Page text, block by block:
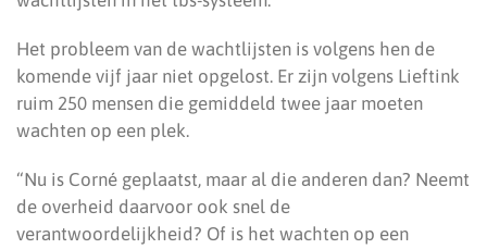
Het probleem van de wachtlijsten is volgens hen de
komende vijf jaar niet opgelost. Er zijn volgens Lieftink
ruim 250 mensen die gemiddeld twee jaar moeten
wachten op een plek.
“Nu is Corné geplaatst, maar al die anderen dan? Neemt
de overheid daarvoor ook snel de
verantwoordelijkheid? Of is het wachten op een